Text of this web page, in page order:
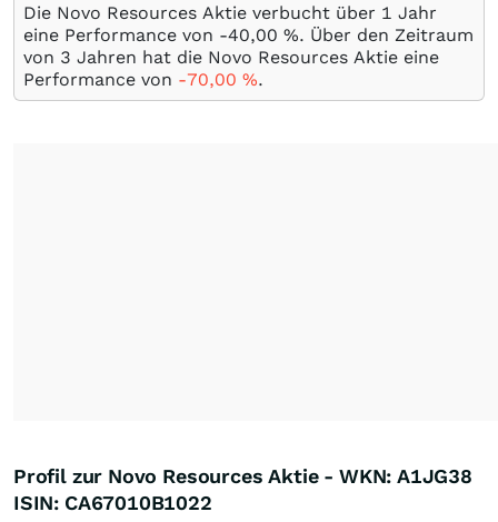
Die Novo Resources Aktie verbucht über 1 Jahr
eine Performance von -40,00 %. Über den Zeitraum
von 3 Jahren hat die Novo Resources Aktie eine
Performance von -70,00 %.
Profil zur Novo Resources Aktie - WKN: A1JG38
ISIN: CA67010B1022